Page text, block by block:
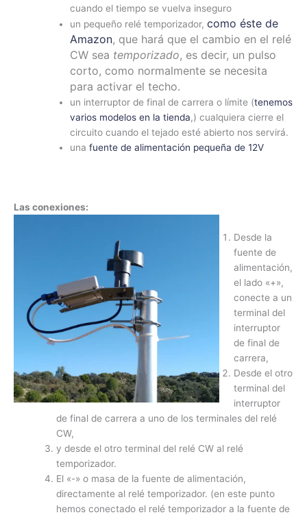
cuando el tiempo se vuelva inseguro
un pequeño relé temporizador,como éste de
Amazon, que hará que el cambio en el relé
CW sea temporizado, es decir, un pulso
corto, como normalmente se necesita
para activar el techo.
un interruptor de final de carrera o límite (tenemos
varios modelos en la tienda,) cualquiera cierre el
circuito cuando el tejado esté abierto nos servirá.
unafuente de alimentación pequeña de 12V
Las conexiones:
Desde la
fuente de
alimentación,
el lado «+»,
conecte a un
terminal del
interruptor
de final de
carrera,
Desde el otro
terminal del
interruptor
de final de carrera a uno de los terminales del relé
CW,
y desde el otro terminal del relé CW al relé
temporizador.
El «-» o masa de la fuente de alimentación,
directamente al relé temporizador. (en este punto
hemos conectado el relé temporizador a la fuente de